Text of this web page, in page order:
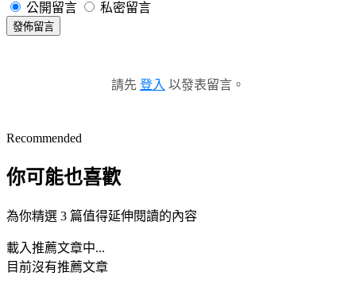
公開留言 私密留言
發佈留言
請先 登入 以發表留言。
Recommended
你可能也喜歡
為你精選 3 篇值得延伸閱讀的內容
載入推薦文章中...
目前沒有推薦文章